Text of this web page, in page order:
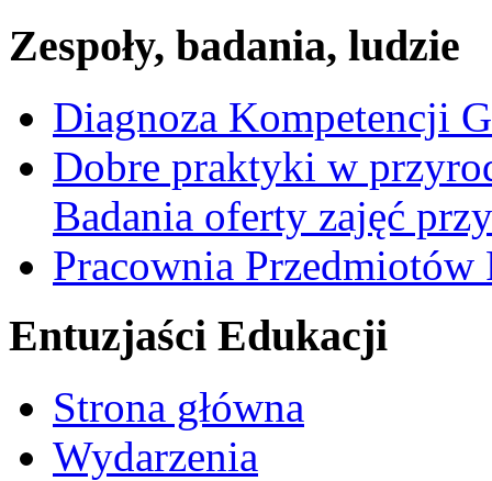
Zespoły, badania, ludzie
Diagnoza Kompetencji
Dobre praktyki w
Badania oferty zajęć
Pracownia
Entuzjaści Edukacji
Strona główna
Wydarzenia